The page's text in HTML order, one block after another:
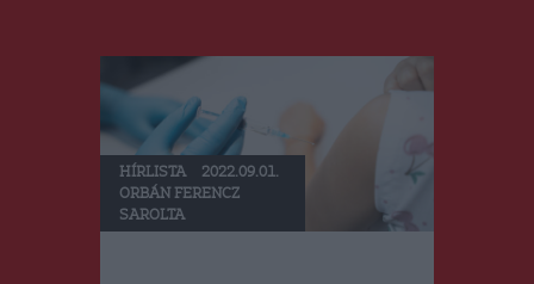
Kapcsolat
HÍRLISTA
2022.09.01.
ORBÁN FERENCZ
SAROLTA